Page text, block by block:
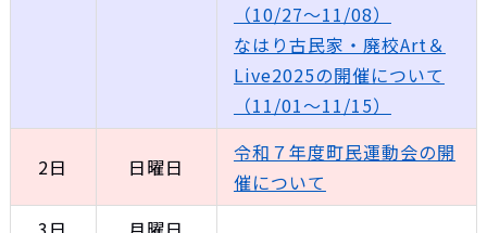
（10/27～11/08）
なはり古民家・廃校Art＆
Live2025の開催について
（11/01～11/15）
2日 日曜日
令和７年度町民運動会の開
催について